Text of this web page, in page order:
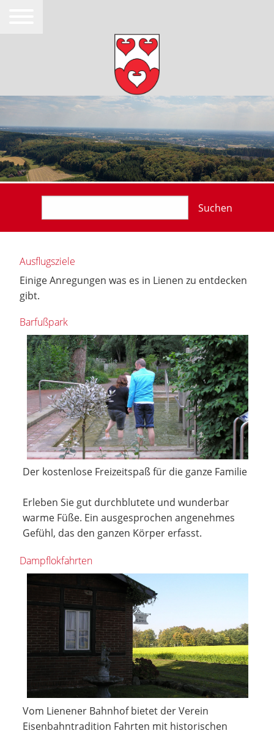
Suchen
Ausflugsziele
Einige Anregungen was es in Lienen zu entdecken
gibt.
Barfußpark
Der kostenlose Freizeitspaß für die ganze Familie
Erleben Sie gut durchblutete und wunderbar
warme Füße. Ein ausgesprochen angenehmes
Gefühl, das den ganzen Körper erfasst.
Dampflokfahrten
Vom Lienener Bahnhof bietet der Verein
Eisenbahntradition Fahrten mit historischen